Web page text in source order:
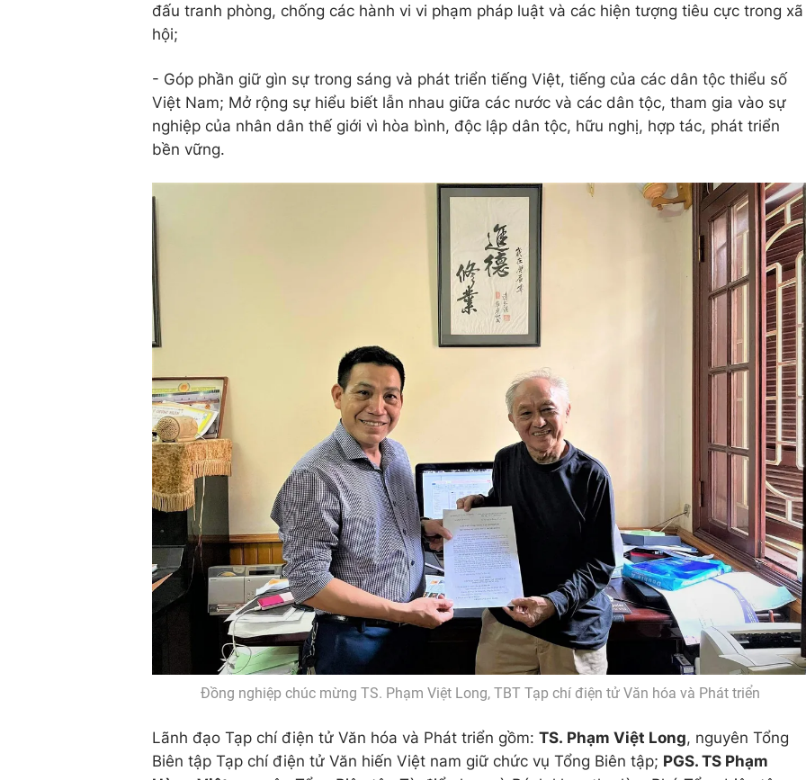
đấu tranh phòng, chống các hành vi vi phạm pháp luật và các hiện tượng tiêu cực trong xã
hội;
- Góp phần giữ gìn sự trong sáng và phát triển tiếng Việt, tiếng của các dân tộc thiểu số
Việt Nam; Mở rộng sự hiểu biết lẫn nhau giữa các nước và các dân tộc, tham gia vào sự
nghiệp của nhân dân thế giới vì hòa bình, độc lập dân tộc, hữu nghị, hợp tác, phát triển
bền vững.
Đồng nghiệp chúc mừng TS. Phạm Việt Long, TBT Tạp chí điện tử Văn hóa và Phát triển
Lãnh đạo Tạp chí điện tử Văn hóa và Phát triển gồm: TS. Phạm Việt Long, nguyên Tổng
Biên tập Tạp chí điện tử Văn hiến Việt nam giữ chức vụ Tổng Biên tập; PGS. TS Phạm